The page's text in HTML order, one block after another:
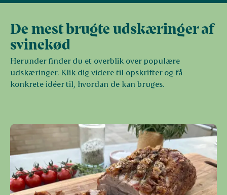
De mest brugte udskæringer af
svinekød
Herunder finder du et overblik over populære
udskæringer. Klik dig videre til opskrifter og få
konkrete idéer til, hvordan de kan bruges.